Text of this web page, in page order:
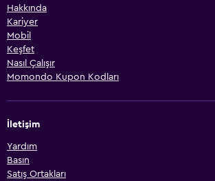
Hakkında
Kariyer
Mobil
Keşfet
Nasıl Çalışır
Momondo Kupon Kodları
İletişim
Yardım
Basın
Satış Ortakları